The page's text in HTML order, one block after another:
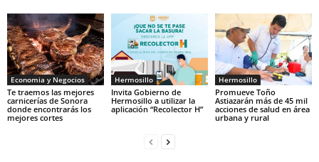
Economia y Negocios
Te traemos las mejores
carnicerías de Sonora
donde encontrarás los
mejores cortes
Hermosillo
Invita Gobierno de
Hermosillo a utilizar la
aplicación “Recolector H”
Hermosillo
Promueve Toño
Astiazarán más de 45 mil
acciones de salud en área
urbana y rural